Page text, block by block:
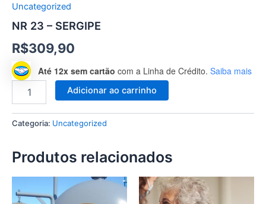
Uncategorized
NR 23 – SERGIPE
R$309,90
Até 12x sem cartão com a Linha de Crédito. Saiba mais
Adicionar ao carrinho
Categoria: Uncategorized
Produtos relacionados